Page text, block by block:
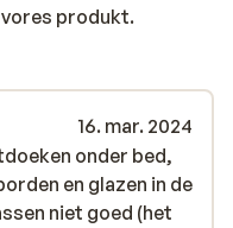
produkt.
16. mar. 2024
onder bed,
en glazen in de
niet goed (het
onder bed,
en glazen in de
niet goed (het